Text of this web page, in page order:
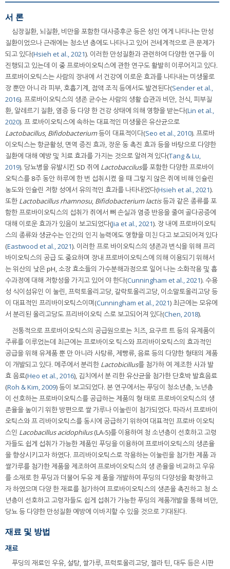
서 론
심장질환, 뇌질환, 비만을 포함한 대사증후군 등은 성인 에게 나타나는 만성
질환이었으나 근래에는 청소년 층에도 나타나고 있어 전세계적으로 큰 문제가
되고 있다(Hsieh et al., 2021). 이러한 만성질환과 관련하여 다양한 연구들 이
진행되고 있는데 이 중 프로바이오틱스에 관한 연구도 활발히 이루어지고 있다.
프로바이오틱스는 사람의 장내에 서 건강에 이로운 효과를 나타내는 미생물로
장 뿐만 아니 라 피부, 호흡기계, 점액 조직 등에서도 발견된다(Sender et al.,
2016). 프로바이오틱스의 생존 균수는 사람의 생활 습관과 비만, 천식, 피부질
환, 알레르기 질환, 염증 등 다양 한 건강 상태에 의해 영향을 받는다(Lin et al.,
2020). 프 로바이오틱스에 속하는 대표적인 미생물은 유산균으로
Lactobacillus, Bifidobacterium등이 대표적이다(Seo et al., 2010). 프로바
이오틱스는 항균활성, 면역 증진 효과, 장운 동 촉진 효과 등을 바탕으로 다양한
질환에 대해 예방 및 치료 효과를 가지는 것으로 알려져 있다(Tang & Lu,
2019). 당뇨병을 유발시킨 SD 쥐에 Lactobaccilus를 포함한 다양한 프로바이
오틱스를 8주 동안 하루에 한 번 섭취시켰 을 때 그렇지 않은 쥐에 비해 인슐린
농도와 인슐린 저항 성에서 유의적인 효과를 나타내었다(Hsieh et al., 2021).
또한 Lactobacillus rhamnosu, Bifidobacterium lactis등과 같은 종류를 포
함한 프로바이오틱스의 섭취가 쥐에서 뼈 손실과 염증 반응을 줄여 골다공증에
대해 이로운 효과가 있음이 보고되었다(Jia et al., 2021). 장 내에 프로바이오틱
스의 종류와 생균수는 인간의 인지 능력에도 영향을 미친 다고 보고되어져 있다
(Eastwood et al., 2021). 이러한 프로 바이오틱스의 생존과 번식을 위해 프리
바이오틱스의 공급 도 중요하며 장내 프로바이오틱스에 의해 이용되기 위해서
는 위산의 낮은 pH, 소장 효소들의 가수분해과정으로 일어 나는 소화작용 및 흡
수과정에 대해 저항성을 가지고 있어 야 한다(Cunningham et al., 2021). 수용
성 식이섬유인 이 눌린, 프럭토올리고당, 갈락토올리고당, 이소말토올리고당 등
이 대표적인 프리바이오틱스이며(Cunningham et al., 2021) 최근에는 모유에
서 분리된 올리고당도 프리바이오틱 스로 보고되어져 있다(Chen, 2018).
전통적으로 프로바이오틱스의 공급원으로는 치즈, 요구르 트 등의 유제품이
주류를 이루었는데 최근에는 프로바이오 틱스와 프리바이오틱스의 효과적인
공급을 위해 유제품 뿐 만 아니라 사탕류, 제빵류, 음료 등의 다양한 형태의 제품
이 개발되고 있다. 메주에서 분리한 Lactobicillus를 첨가하 여 제조한 사과 발
효 음료(Heo et al., 2016), 김치에서 분 리한 유산균을 첨가한 단호박 발효음료
(Roh & Kim, 2009) 등이 보고되었다. 본 연구에서는 푸딩이 청소년층, 노년층
이 선호하는 프로바이오틱스를 공급하는 제품의 형 태로 프로바이오틱스의 생
존율을 높이기 위한 방편으로 쌀 가루나 이눌린이 첨가되었다. 따라서 프로바이
오틱스와 프 리바이오틱스를 동시에 공급하기 위하여 대표적인 프로바 이오틱
스인 Lacobacillus acidophilus(LA-5)를 이용하여 청 소년층이 선호하고 고령
자들도 쉽게 섭취가 가능한 제품인 푸딩을 이용하여 프로바이오틱스의 생존율
을 향상시키고자 하였다. 프리바이오틱스로 작용하는 이눌린을 첨가한 제품 과
쌀가루를 첨가한 제품을 제조하여 프로바이오틱스의 생 존율을 비교하고 우유
를 소재로 한 푸딩과 더불어 두유 제 품을 개발하여 푸딩의 다양성을 확장하고
자 하였으며 다양 한 재료를 첨가하여 프로바이오틱스의 생존을 촉진하고 청 소
년층이 선호하고 고령자들도 쉽게 섭취가 가능한 푸딩의 제품개발을 통해 비만,
당뇨 등 다양한 만성질환 예방에 이바지할 수 있을 것으로 기대된다.
재료 및 방법
재료
푸딩의 재료인 우유, 설탕, 쌀가루, 프럭토올리고당, 젤라 틴, 대두 등은 시판